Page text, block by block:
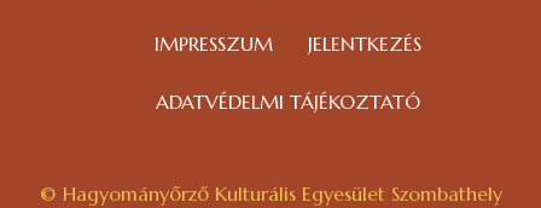
IMPRESSZUM JELENTKEZÉS
ADATVÉDELMI TÁJÉKOZTATÓ
© Hagyományőrző Kulturális Egyesület Szombathely